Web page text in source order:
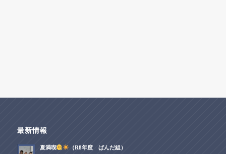
最新情報
夏満喫 （R8年度 ぱんだ組）